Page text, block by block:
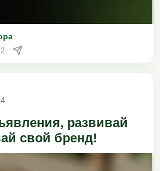
2
развивай
свой бренд!